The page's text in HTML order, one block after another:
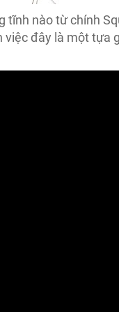
nào từ chính
đây là một tựa